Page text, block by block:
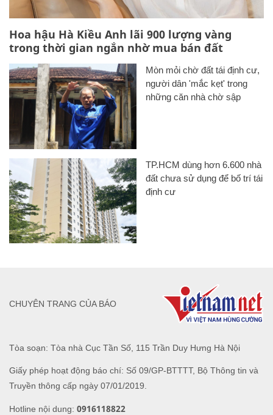
Hoa hậu Hà Kiều Anh lãi 900 lượng vàng
trong thời gian ngắn nhờ mua bán đất
Mòn mỏi chờ đất tái định cư,
người dân 'mắc kẹt' trong
những căn nhà chờ sập
TP.HCM dùng hơn 6.600 nhà
đất chưa sử dụng để bố trí tái
định cư
Tòa soạn: Tòa nhà Cục Tần Số, 115 Trần Duy Hưng Hà Nội
Giấy phép hoạt động báo chí: Số 09/GP-BTTTT, Bộ Thông tin và
Truyền thông cấp ngày 07/01/2019.
Hotline nội dung: 0916118822
CHUYÊN TRANG CỦA BÁO